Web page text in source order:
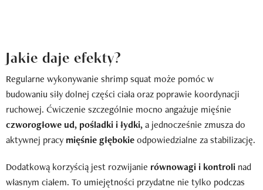
Jakie daje efekty?
Regularne wykonywanie shrimp squat może pomóc w
budowaniu siły dolnej części ciała oraz poprawie koordynacji
ruchowej. Ćwiczenie szczególnie mocno angażuje mięśnie
czworogłowe ud, pośladki i łydki,a jednocześnie zmusza do
aktywnej pracy mięśnie głębokieodpowiedzialne za stabilizację.
Dodatkową korzyścią jest rozwijanie równowagi i kontroli nad
własnym ciałem. To umiejętności przydatne nie tylko podczas